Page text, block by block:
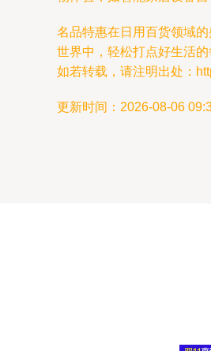
名品特惠在日用百货领域
世界中，轻松打点好生活
如若转载，请注明出处：
更新时间：2026-08-06